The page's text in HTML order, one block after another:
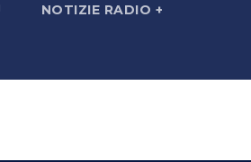
NOTIZIE RADIO +